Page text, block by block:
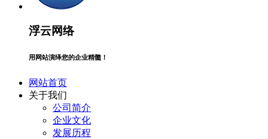
浮云网络
用网站演绎您的企业精髓！
网站首页
关于我们
公司简介
企业文化
发展历程